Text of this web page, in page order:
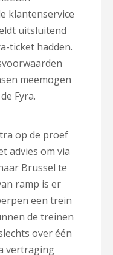
klantenservice
uitsluitend
ticket hadden.
meemogen
Fyra.
op de proef
advies om via
Brussel te
ramp is er
een trein
de treinen
over één
vertraging